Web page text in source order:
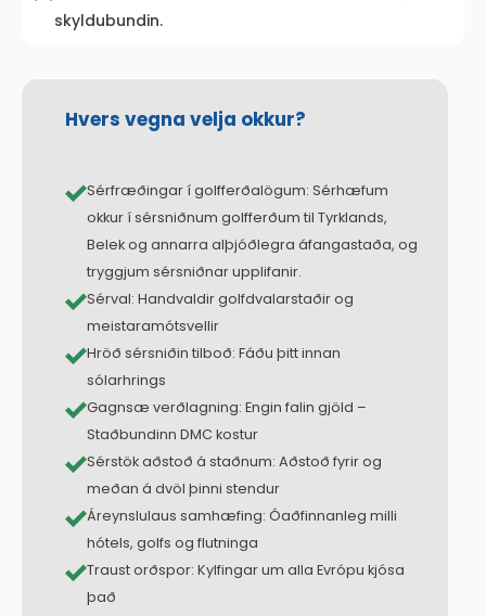
skyldubundin.
Hvers vegna velja okkur?
Sérfræðingar í golfferðalögum: Sérhæfum
okkur í sérsniðnum golfferðum til Tyrklands,
Belek og annarra alþjóðlegra áfangastaða, og
tryggjum sérsniðnar upplifanir.
Sérval: Handvaldir golfdvalarstaðir og
meistaramótsvellir
Hröð sérsniðin tilboð: Fáðu þitt innan
sólarhrings
Gagnsæ verðlagning: Engin falin gjöld –
Staðbundinn DMC kostur
Sérstök aðstoð á staðnum: Aðstoð fyrir og
meðan á dvöl þinni stendur
Áreynslulaus samhæfing: Óaðfinnanleg milli
hótels, golfs og flutninga
Traust orðspor: Kylfingar um alla Evrópu kjósa
það